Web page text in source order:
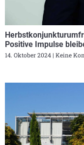
Positive Impulse
14. Oktober 2024 Keine